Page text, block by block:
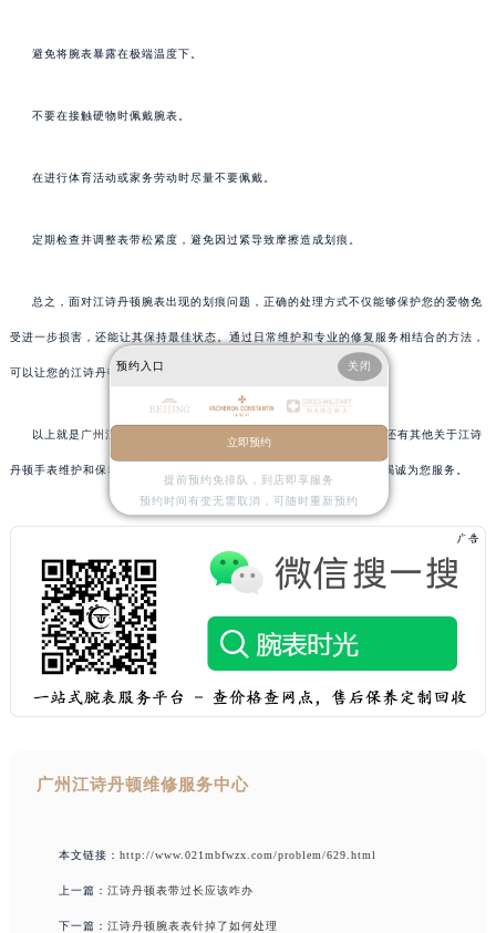
避免将腕表暴露在极端温度下。
不要在接触硬物时佩戴腕表。
在进行体育活动或家务劳动时尽量不要佩戴。
定期检查并调整表带松紧度，避免因过紧导致摩擦造成划痕。
总之，面对江诗丹顿腕表出现的划痕问题，正确的处理方式不仅能够保护您的爱物免
受进一步损害，还能让其保持最佳状态。通过日常维护和专业的修复服务相结合的方法，
可以让您的江诗丹顿腕表历久弥新。
以上就是 广州江诗丹顿保养服务中心 为您分享的精彩内容。如果您还有其他关于江诗
丹顿手表维护和保养的问题，可以拨打页面400电话进行咨询，我们将竭诚为您服务。
广州江诗丹顿维修服务中心
本文链接： http://www.021mbfwzx.com/problem/629.html
上一篇： 江诗丹顿表带过长应该咋办
下一篇： 江诗丹顿腕表表针掉了如何处理
预约入口 关闭
立即预约
提前预约免排队，到店即享服务
预约时间有变无需取消，可随时重新预约